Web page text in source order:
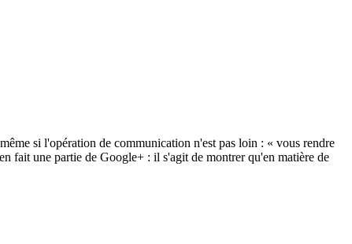
si l'opération de communication n'est pas loin : « vous rendre
fait une partie de Google+ : il s'agit de montrer qu'en matière de